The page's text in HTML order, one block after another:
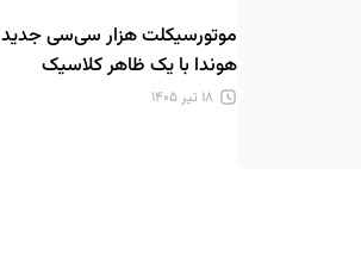
موتورسیکلت هزار سی‌سی جدید
هوندا با یک ظاهر کلاسیک
۱۸ تیر ۱۴۰۵